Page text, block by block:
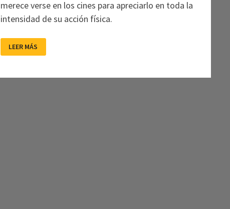
merece verse en los cines para apreciarlo en toda la
intensidad de su acción física.
ANORA:
EL
FRENESÍ
PAUSA
LEER MÁS